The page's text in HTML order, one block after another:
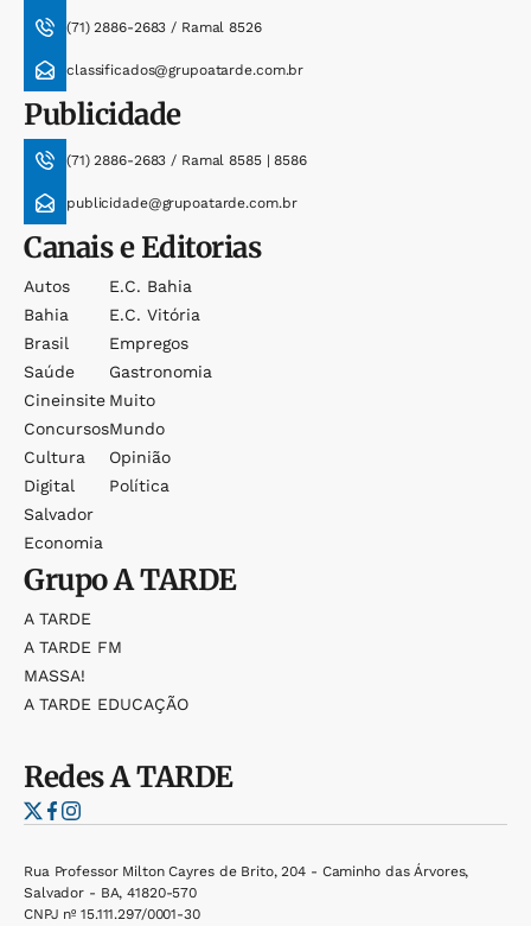
(71) 2886-2683 / Ramal 8526
classificados@grupoatarde.com.br
Publicidade
(71) 2886-2683 / Ramal 8585 | 8586
publicidade@grupoatarde.com.br
Canais e Editorias
Autos
Bahia
Brasil
Saúde
Cineinsite
Concursos
Cultura
Digital
Salvador
Economia
E.c. Bahia
E.c. Vitória
Empregos
Gastronomia
Muito
Mundo
Opinião
Política
GrupoA TARDE
A TARDE
A TARDE FM
MASSA!
A TARDE EDUCAÇÃO
RedesA TARDE
Rua Professor Milton Cayres de Brito, 204 - Caminho das Árvores,
Salvador - BA, 41820-570
CNPJ nº 15.111.297/0001-30